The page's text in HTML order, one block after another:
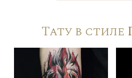
Тату в стиле